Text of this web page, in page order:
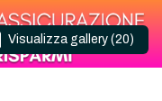
Visualizza gallery (20)